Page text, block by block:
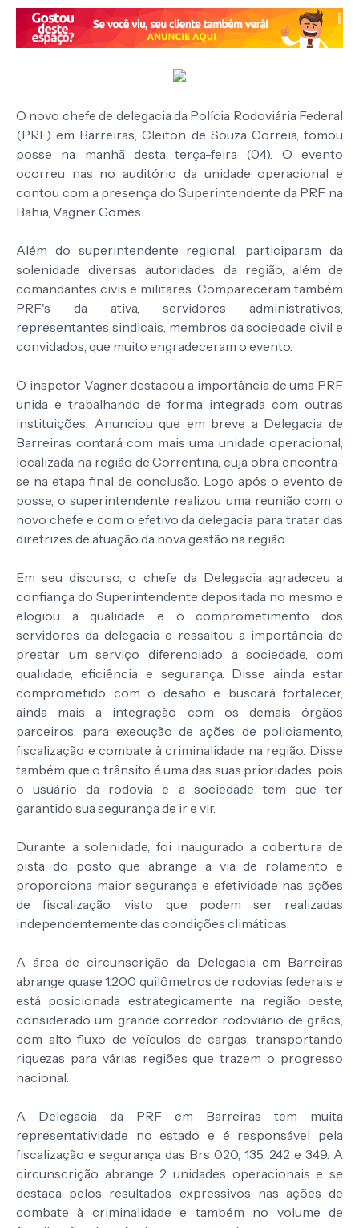
O novo chefe de delegacia da Polícia Rodoviária Federal
(PRF) em Barreiras, Cleiton de Souza Correia, tomou
posse na manhã desta terça-feira (04). O evento
ocorreu nas no auditório da unidade operacional e
contou com a presença do Superintendente da PRF na
Bahia, Vagner Gomes.
Além do superintendente regional, participaram da
solenidade diversas autoridades da região, além de
comandantes civis e militares. Compareceram também
PRF's da ativa, servidores administrativos,
representantes sindicais, membros da sociedade civil e
convidados, que muito engradeceram o evento.
O inspetor Vagner destacou a importância de uma PRF
unida e trabalhando de forma integrada com outras
instituições. Anunciou que em breve a Delegacia de
Barreiras contará com mais uma unidade operacional,
localizada na região de Correntina, cuja obra encontra-
se na etapa final de conclusão. Logo após o evento de
posse, o superintendente realizou uma reunião com o
novo chefe e com o efetivo da delegacia para tratar das
diretrizes de atuação da nova gestão na região.
Em seu discurso, o chefe da Delegacia agradeceu a
confiança do Superintendente depositada no mesmo e
elogiou a qualidade e o comprometimento dos
servidores da delegacia e ressaltou a importância de
prestar um serviço diferenciado a sociedade, com
qualidade, eficiência e segurança. Disse ainda estar
comprometido com o desafio e buscará fortalecer,
ainda mais a integração com os demais órgãos
parceiros, para execução de ações de policiamento,
fiscalização e combate à criminalidade na região. Disse
também que o trânsito é uma das suas prioridades, pois
o usuário da rodovia e a sociedade tem que ter
garantido sua segurança de ir e vir.
Durante a solenidade, foi inaugurado a cobertura de
pista do posto que abrange a via de rolamento e
proporciona maior segurança e efetividade nas ações
de fiscalização, visto que podem ser realizadas
independentemente das condições climáticas.
A área de circunscrição da Delegacia em Barreiras
abrange quase 1.200 quilômetros de rodovias federais e
está posicionada estrategicamente na região oeste,
considerado um grande corredor rodoviário de grãos,
com alto fluxo de veículos de cargas, transportando
riquezas para várias regiões que trazem o progresso
nacional.
A Delegacia da PRF em Barreiras tem muita
representatividade no estado e é responsável pela
fiscalização e segurança das Brs 020, 135, 242 e 349. A
circunscrição abrange 2 unidades operacionais e se
destaca pelos resultados expressivos nas ações de
combate à criminalidade e também no volume de